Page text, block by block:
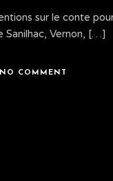
sur le conte
Sanilhac, Vernon, […]
NO COMMENT